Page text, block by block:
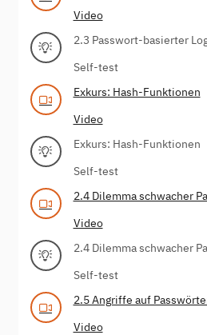
Video
2.3 Passwort-basierter
Self-test
Exkurs: Hash-Funktionen
Video
Exkurs: Hash-Funktionen
Self-test
2.4 Dilemma schwacher
Video
2.4 Dilemma schwacher
Self-test
2.5 Angriffe auf
Video